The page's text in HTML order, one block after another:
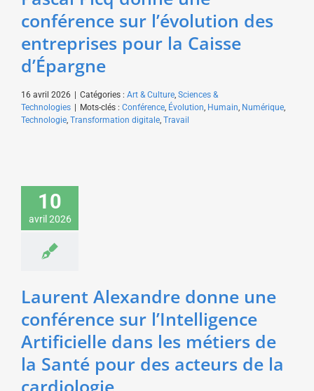
conférence sur l’évolution des
entreprises pour la Caisse
d’Épargne
16 avril 2026 Catégories : Art & Culture, Sciences &
Technologies
Mots-clés : Conférence, Évolution, Humain, Numérique,
Technologie, Transformation digitale, Travail
10
avril 2026
Laurent Alexandre donne une
conférence sur l’Intelligence
Artificielle dans les métiers de
la Santé pour des acteurs de la